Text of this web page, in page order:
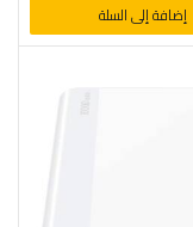
إضافة إلى السلة